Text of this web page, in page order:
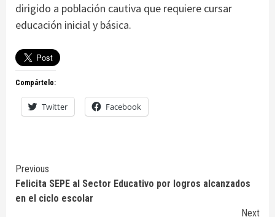
dirigido a población cautiva que requiere cursar
educación inicial y básica.
Compártelo:
Twitter Facebook
Continue
Reading
Previous
Felicita SEPE al Sector Educativo por logros alcanzados
en el ciclo escolar
Next